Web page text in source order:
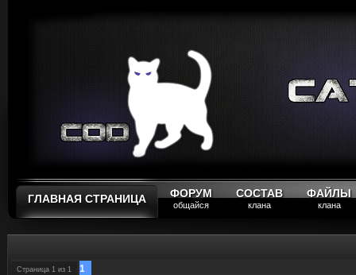
ГЛАВНАЯ СТРАНИЦА ФОРУМ
общайся
СОСТАВ
клана
ФАЙЛЫ
клана
Страница 1 из 1
1